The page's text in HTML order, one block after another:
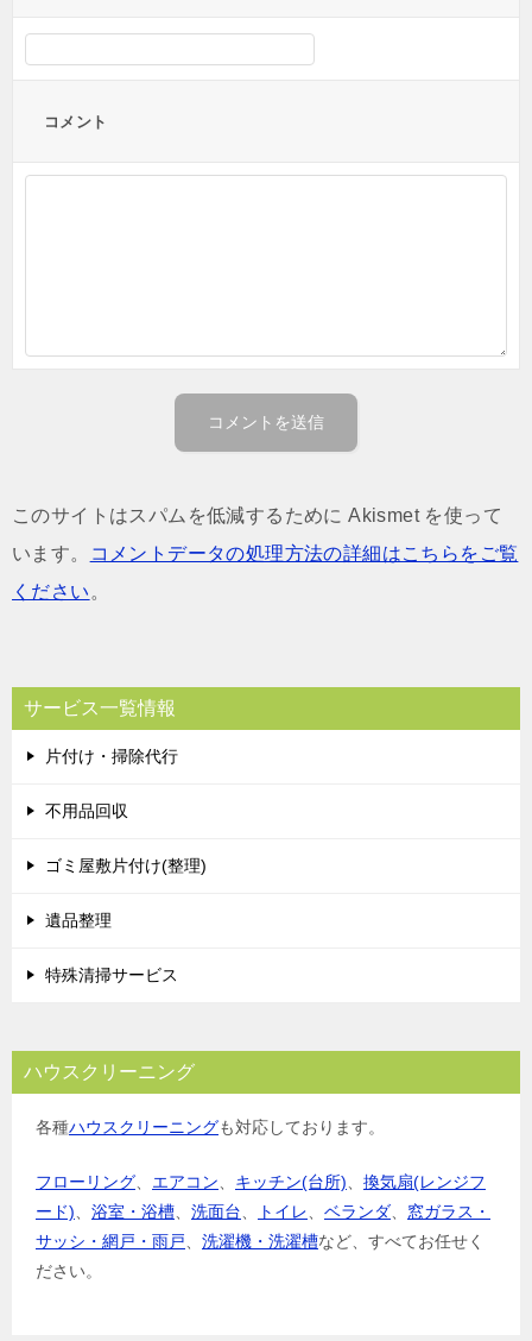
コメント
このサイトはスパムを低減するために Akismet を使って
います。
コメントデータの処理方法の詳細はこちらをご覧
ください 。
サービス一覧情報
片付け・掃除代行
不用品回収
ゴミ屋敷片付け(整理)
遺品整理
特殊清掃サービス
ハウスクリーニング
各種ハウスクリーニングも対応しております。
フローリング エアコン キッチン(台所)
換気扇(レンジフ
ード)
浴室・浴槽 洗面台 トイレ ベランダ
窓ガラス・
サッシ・網戸・雨戸
洗濯機・洗濯槽など、すべてお任せく
ださい。